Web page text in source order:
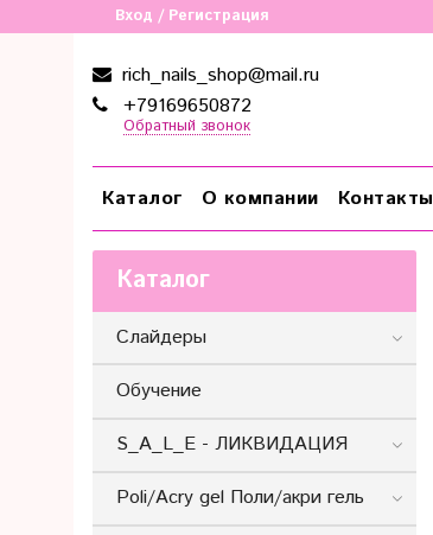
Вход / Регистрация
rich_nails_shop@mail.ru
+79169650872
Обратный звонок
Каталог О компании Контакты
Каталог
Слайдеры
Обучение
S_A_L_E - ЛИКВИДАЦИЯ
Poli/Acry gel Поли/акри гель